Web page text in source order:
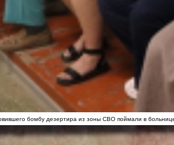
бомбу дезертира из зоны СВО поймали в